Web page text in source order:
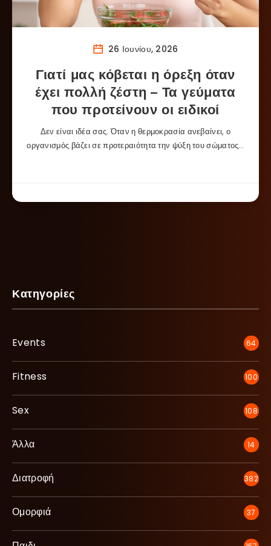
26 Ιουνίου, 2026
Γιατί μας κόβεται η όρεξη όταν
έχει πολλή ζέστη – Τα γεύματα
που προτείνουν οι ειδικοί
Δεν είναι ιδέα σας. Όταν η θερμοκρασία ανεβαίνει, ο
οργανισμός βάζει σε προτεραιότητα την ψύξη του σώματος…
Κατηγορίες
Events 64
Fitness 100
Sex 108
Άλλα 14
Διατροφή 382
Ομορφιά 37